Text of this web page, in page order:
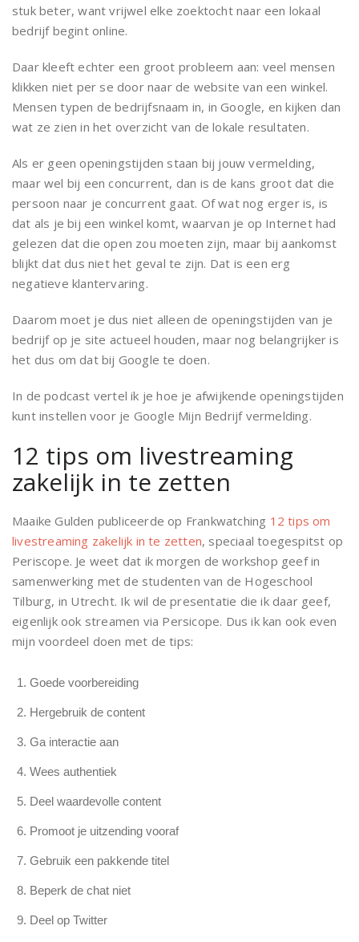
stuk beter, want vrijwel elke zoektocht naar een lokaal
bedrijf begint online.
Daar kleeft echter een groot probleem aan: veel mensen
klikken niet per se door naar de website van een winkel.
Mensen typen de bedrijfsnaam in, in Google, en kijken dan
wat ze zien in het overzicht van de lokale resultaten.
Als er geen openingstijden staan bij jouw vermelding,
maar wel bij een concurrent, dan is de kans groot dat die
persoon naar je concurrent gaat. Of wat nog erger is, is
dat als je bij een winkel komt, waarvan je op Internet had
gelezen dat die open zou moeten zijn, maar bij aankomst
blijkt dat dus niet het geval te zijn. Dat is een erg
negatieve klantervaring.
Daarom moet je dus niet alleen de openingstijden van je
bedrijf op je site actueel houden, maar nog belangrijker is
het dus om dat bij Google te doen.
In de podcast vertel ik je hoe je afwijkende openingstijden
kunt instellen voor je Google Mijn Bedrijf vermelding.
12 tips om livestreaming
zakelijk in te zetten
Maaike Gulden publiceerde op Frankwatching 12 tips om
livestreaming zakelijk in te zetten, speciaal toegespitst op
Periscope. Je weet dat ik morgen de workshop geef in
samenwerking met de studenten van de Hogeschool
Tilburg, in Utrecht. Ik wil de presentatie die ik daar geef,
eigenlijk ook streamen via Persicope. Dus ik kan ook even
mijn voordeel doen met de tips:
Goede voorbereiding
Hergebruik de content
Ga interactie aan
Wees authentiek
Deel waardevolle content
Promoot je uitzending vooraf
Gebruik een pakkende titel
Beperk de chat niet
Deel op Twitter